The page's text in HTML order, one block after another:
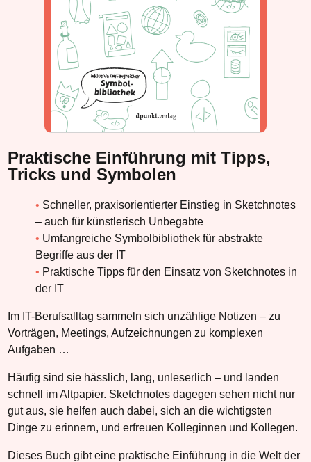
Praktische Einführung mit Tipps,
Tricks und Symbolen
Schneller, praxisorientierter Einstieg in Sketchnotes
– auch für künstlerisch Unbegabte
Umfangreiche Symbolbibliothek für abstrakte
Begriffe aus der IT
Praktische Tipps für den Einsatz von Sketchnotes in
der IT
Im IT-Berufsalltag sammeln sich unzählige Notizen – zu
Vorträgen, Meetings, Aufzeichnungen zu komplexen
Aufgaben …
Häufig sind sie hässlich, lang, unleserlich – und landen
schnell im Altpapier. Sketchnotes dagegen sehen nicht nur
gut aus, sie helfen auch dabei, sich an die wichtigsten
Dinge zu erinnern, und erfreuen Kolleginnen und Kollegen.
Dieses Buch gibt eine praktische Einführung in die Welt der